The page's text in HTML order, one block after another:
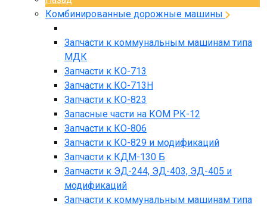
Комбинированные дорожные машины
Запчасти к коммунальным машинам типа
МДК
Запчасти к КО-713
Запчасти к КО-713Н
Запчасти к КО-823
Запасные части на КОМ РК-12
Запчасти к КО-806
Запчасти к КО-829 и модификаций
Запчасти к КДМ-130 Б
Запчасти к ЭД-244, ЭД-403, ЭД-405 и
модификаций
Запчасти к коммунальным машинам типа